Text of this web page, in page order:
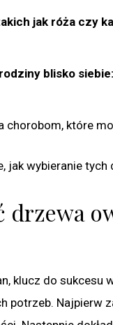
jak róża czy
blisko siebie:
chorobom, które
jak wybieranie tych
drzewa
klucz do
potrzeb. Najpierw